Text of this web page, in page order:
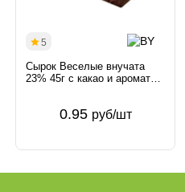
5
Сырок Веселые внучата
23% 45г с какао и ароматом
0.95 руб/шт